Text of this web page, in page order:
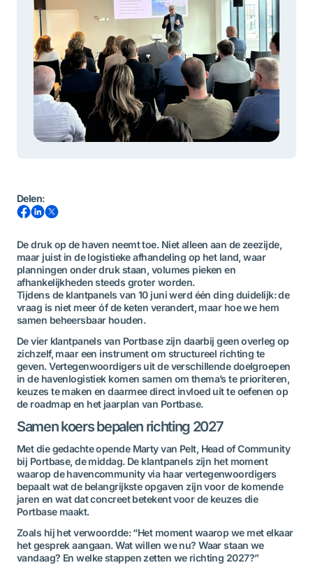
Delen:
De druk op de haven neemt toe. Niet alleen aan de zeezijde,
maar juist in de logistieke afhandeling op het land, waar
planningen onder druk staan, volumes pieken en
afhankelijkheden steeds groter worden.
Tijdens de klantpanels van 10 juni werd één ding duidelijk: de
vraag is niet meer óf de keten verandert, maar hoe we hem
samen beheersbaar houden.
De vier klantpanels van Portbase zijn daarbij geen overleg op
zichzelf, maar een instrument om structureel richting te
geven. Vertegenwoordigers uit de verschillende doelgroepen
in de havenlogistiek komen samen om thema’s te prioriteren,
keuzes te maken en daarmee direct invloed uit te oefenen op
de roadmap en het jaarplan van Portbase.
Samen koers bepalen richting 2027
Met die gedachte opende Marty van Pelt, Head of Community
bij Portbase, de middag. De klantpanels zijn het moment
waarop de havencommunity via haar vertegenwoordigers
bepaalt wat de belangrijkste opgaven zijn voor de komende
jaren en wat dat concreet betekent voor de keuzes die
Portbase maakt.
Zoals hij het verwoordde: “Het moment waarop we met elkaar
het gesprek aangaan. Wat willen we nu? Waar staan we
vandaag? En welke stappen zetten we richting 2027?”